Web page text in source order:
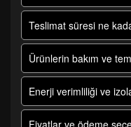
Teslimat süresi ne
Ürünlerin bakım ve
Enerji verimliliği ve
Fiyatlar ve ödeme